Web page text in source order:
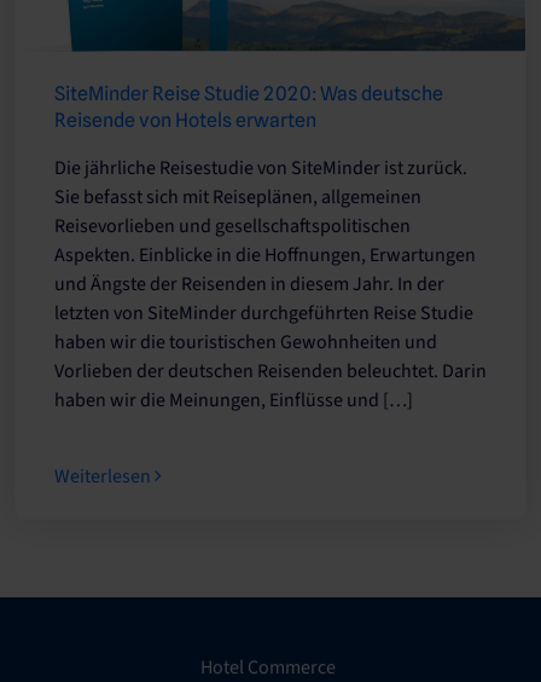
SiteMinder Reise Studie 2020: Was deutsche
Reisende von Hotels erwarten
Die jährliche Reisestudie von SiteMinder ist zurück.
Sie befasst sich mit Reiseplänen, allgemeinen
Reisevorlieben und gesellschaftspolitischen
Aspekten. Einblicke in die Hoffnungen, Erwartungen
und Ängste der Reisenden in diesem Jahr. In der
letzten von SiteMinder durchgeführten Reise Studie
haben wir die touristischen Gewohnheiten und
Vorlieben der deutschen Reisenden beleuchtet. Darin
haben wir die Meinungen, Einflüsse und […]
Weiterlesen
Hotel Commerce